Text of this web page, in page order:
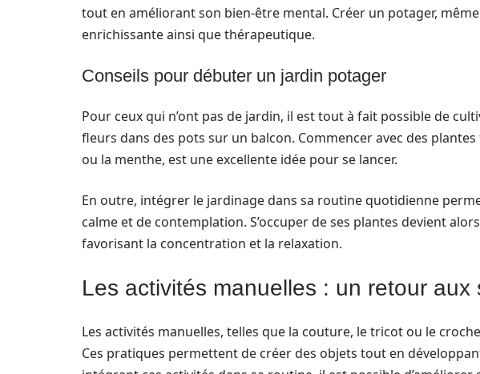
tout en améliorant son bien-être mental. Créer un potager,
enrichissante ainsi que thérapeutique.
Conseils pour débuter un jardin potager
Pour ceux qui n’ont pas de jardin, il est tout à fait possible de
fleurs dans des pots sur un balcon. Commencer avec des
ou la menthe, est une excellente idée pour se lancer.
En outre, intégrer le jardinage dans sa routine quotidienne
calme et de contemplation. S’occuper de ses plantes devient
favorisant la concentration et la relaxation.
Les activités manuelles : un retour aux
Les activités manuelles, telles que la couture, le tricot ou le
Ces pratiques permettent de créer des objets tout en